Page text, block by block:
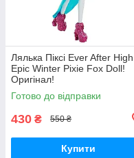
Лялька Піксі Ever After High
Epic Winter Pixie Fox Doll!
Оригінал!
Готово до відправки
430 ₴ 550 ₴
Купити